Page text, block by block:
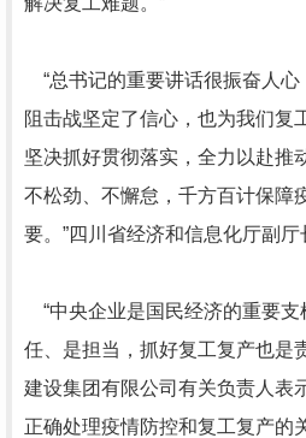
“总书记的重要讲话很振奋人
阻击战坚定了信心，也为我们复
坚决抓好贯彻落实，全力以赴推
不松劲、不懈怠，千方百计保障
要。”四川省经济和信息化厅副厅
“中央企业是国民经济的重要支
任、是担当，抓好复工复产也是
建设集团有限公司有关负责人表
正确处理疫情防控和复工复产的